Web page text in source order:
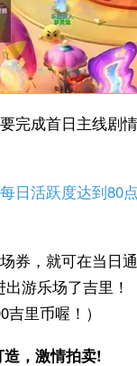
成首日主线剧
每日活跃度达到80点
，就可在当日
出游乐场了吉里！
吉里币喔！）
，激情拍卖!